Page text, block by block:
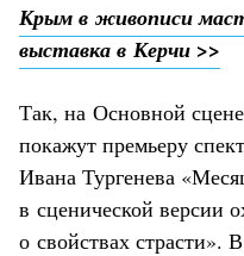
Крым в живописи
выставка в Керчи >>
Так, на Основной
покажут премьеру
Ивана Тургенева
в сценической версии
о свойствах страсти».